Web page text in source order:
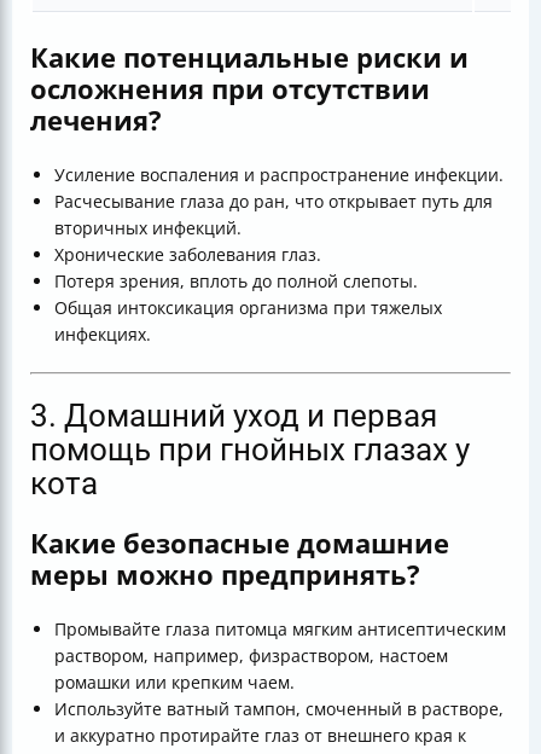
Какие потенциальные риски и
осложнения при отсутствии
лечения?
Усиление воспаления и распространение инфекции.
Расчесывание глаза до ран, что открывает путь для
вторичных инфекций.
Хронические заболевания глаз.
Потеря зрения, вплоть до полной слепоты.
Общая интоксикация организма при тяжелых
инфекциях.
3. Домашний уход и первая
помощь при гнойных глазах у
кота
Какие безопасные домашние
меры можно предпринять?
Промывайте глаза питомца мягким антисептическим
раствором, например, физраствором, настоем
ромашки или крепким чаем.
Используйте ватный тампон, смоченный в растворе,
и аккуратно протирайте глаз от внешнего края к